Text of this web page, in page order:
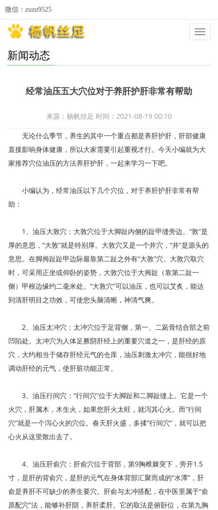
微信：zuzu9525
新闻动态
经常油压五大穴位对于养肝护肝非常有帮助
来源：杨帆丝足 时间：2021-08-19 00:10
无论什么季节，养生的其中一个重点都是养肝护肝，肝部健康
直接影响身体健康，所以大家需要引起重视才行。今天小编就为大
家推荐穴位油压的方法养肝护肝，一起来学习一下吧。
小编认为，经常油压以下几个穴位，对于养肝护肝非常有帮
助：
1、油压大敦穴：大敦穴位于大脚趾内侧的趾甲缝旁边。“敦”是
厚的意思，“大敦”就是特别厚。大敦穴又是一个井穴，“井”是源头的
意思。在脚拇趾趾甲边际最靠第二趾之外有“大敦”穴。大敦穴取穴
时，可采用正坐或仰卧的姿势，大敦穴位于大拇趾（靠第二趾一
侧）甲根边缘约二毫米处。“大敦穴”可以油压，也可以艾炙，能达
到清肝明目之功效，可使您头脑清晰，神清气爽。
2、油压太冲穴：太冲穴位于足背侧，第一、二跖骨结合部之前
凹陷处。太冲穴为人体足厥阴肝经上的重要穴道之一，是肝经的原
穴，大约相当于储存肝经元气的仓库，油压刺激太冲穴，能很好地
调动肝经的元气，使肝脏功能正常。
3、油压行间穴：“行间穴”位于大脚趾和二脚趾缝上。它是一个
火穴，肝属木，木生火，如果您肝火太旺，就泻其心火。而“行间
穴”就是一个泻心火的穴位。春天肝火盛，多揉“行间穴”，就可以把
心火从这里散出去了。
4、油压肝俞穴：肝俞穴位于背部，第9胸椎棘突下，旁开1.5
寸，是肝的背俞穴，是肝的元气在身体背部汇聚而成的“水潭”，肝
俞是养肝不可缺少的养生要穴。肝俞与太冲搭配，在中医里属于“俞
原配穴”法，能够补肝阴，养肝柔肝。它的取法是俯卧位，在第九胸